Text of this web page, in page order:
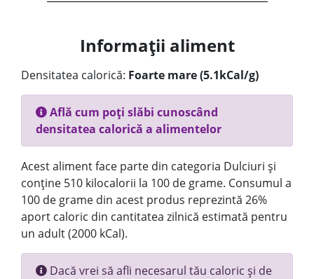
Informații aliment
Densitatea calorică: Foarte mare (5.1kCal/g)
Află cum poți slăbi cunoscând
densitatea calorică a alimentelor
Acest aliment face parte din categoria Dulciuri și
conține 510 kilocalorii la 100 de grame. Consumul a
100 de grame din acest produs reprezintă 26%
aport caloric din cantitatea zilnică estimată pentru
un adult (2000 kCal).
Dacă vrei să afli necesarul tău caloric și de